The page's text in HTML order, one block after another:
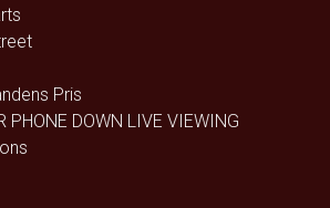
Pris
PHONE DOWN LIVE VIEWING